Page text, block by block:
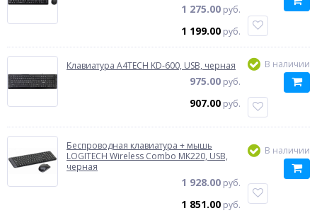
1 275.00 руб.
1 199.00 руб.
Клавиатура A4TECH KD-600, USB, черная
975.00 руб.
907.00 руб.
В наличии
Беспроводная клавиатура + мышь
LOGITECH Wireless Combo MK220, USB,
черная
1 928.00 руб.
1 851.00 руб.
В наличии